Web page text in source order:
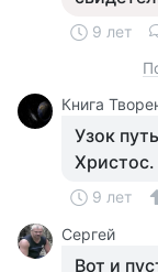
9 лет
Книга
Узок
Христос.
9 лет
Сергей
Вот и